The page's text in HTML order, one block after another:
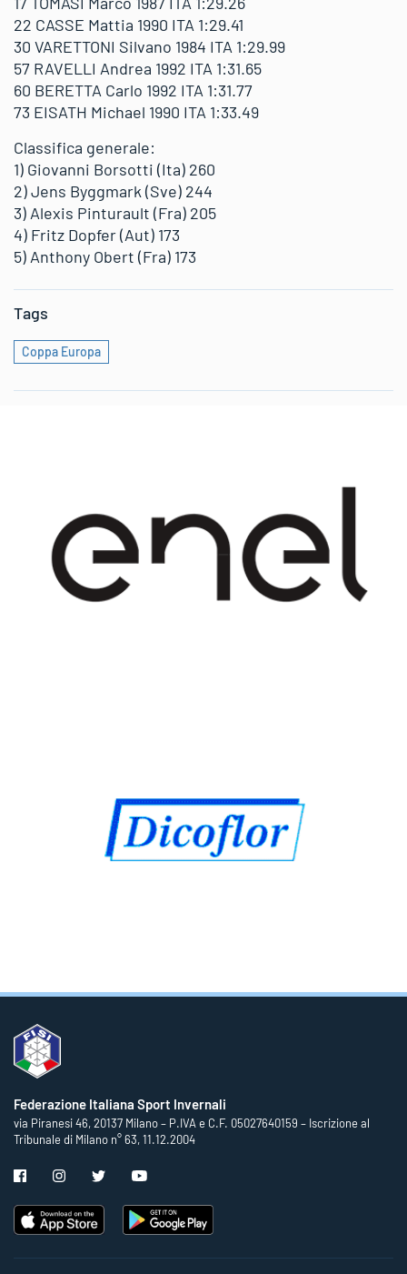
22 CASSE Mattia 1990 ITA 1:29.41
30 VARETTONI Silvano 1984 ITA 1:29.99
57 RAVELLI Andrea 1992 ITA 1:31.65
60 BERETTA Carlo 1992 ITA 1:31.77
73 EISATH Michael 1990 ITA 1:33.49
Classifica generale:
1) Giovanni Borsotti (Ita) 260
2) Jens Byggmark (Sve) 244
3) Alexis Pinturault (Fra) 205
4) Fritz Dopfer (Aut) 173
5) Anthony Obert (Fra) 173
Tags
Coppa Europa
Federazione Italiana Sport Invernali
via Piranesi 46, 20137 Milano – P.IVA e C.F. 05027640159 – Iscrizione al
Tribunale di Milano n° 63, 11.12.2004